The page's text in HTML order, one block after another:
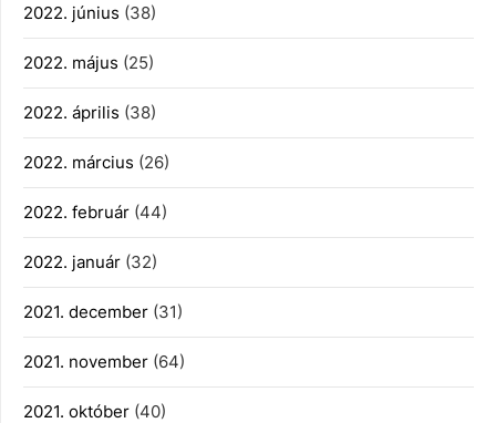
2022. június (38)
2022. május (25)
2022. április (38)
2022. március (26)
2022. február (44)
2022. január (32)
2021. december (31)
2021. november (64)
2021. október (40)